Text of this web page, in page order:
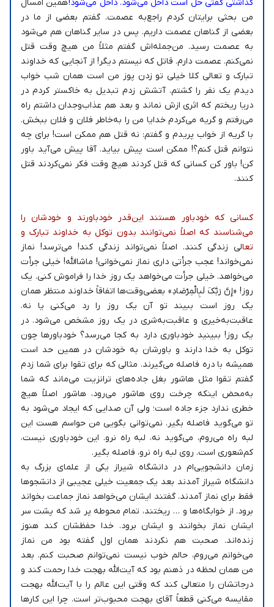
گذاشتی گفتی حل است داخل می‌شود. داخل می‌شود!همین امسال
من بحثی برایتان کردم راجع‌به عصمت. گفتم بعضی از ما در
بعضی از گناهان عصمت داریم. پس در سایر گناهان هم می‌شود
به عصمت رسید. من‌جمله‌اش گفتم مثلاً من هیچ وقت قتل
نمی‌کنم. عصمت دارم. قاتل که نیستم دیگر! از آنجایی که خداوند
تبارک و تعالی کلا خیلی تو زدن پوز من است همان شب خواب
دیدم یک نفر را کشتم. آتشش زدم تبدیل به خاکستر کردم در
دریا ریختم که اثری ازش نماند و بعد هم عذاب‌وجدان داشتم راه
می‌رفتم و گریه می‌کردم خدایا من را به‌خاطر فلان و فلان ببخش.
با گریه از خواب پریدم و گفتم: نه قتل هم ممکن است! برای چه
نتوانم قتل کنم؟! ممکن است پیش بیاید. آقا پیش می‌آید باور
کن! باور کن کسانی که قتل کردند هیچ وقت فکر نمی‌کردند قتل
کنند.
کسانی که خودباور هستند این‌قدر خودباورند و خودشان را
می‌شناسند که اصلاً نمی‌توانند بدون توکل به خداوند تبارک و
تعالی زندگی کنند. اصلاً نمی‌تواند زندگی کند! می‌ترسد! نماز
نمی‌خواند! عجب جرأتی داری نماز نمی‌خوانی! ماشاالله! خیلی جرأت
می‌خواهد. خیلی جرأت می‌خواهد یک روز خدا را فراموش کنی. یک
روز! «إِنَّ رَبَّكَ لَبِالْمِرْصَادِ» بعضی‌وقت‌ها اتفاقاً خداوند منتظر همان
یک روز است ببیند تو آن یک روز را رد می‌کنی یا نه.
عاقبت‌به‌خیری و عاقبت‌به‌شری در یک روز مشخص می‌شود. در
یک روز! ببینید خودباوری دارد به کجا می‌رسد؟ خودباورها چون
توکل به خدا دارند و باورشان به خودشان در همین حد است
همیشه با دره فاصله می‌گیرند. مثالی که برای تقوا برای شما زدم
گفتم تقوا مثل هاشور بغل جاده‌های ترانزیت می‌ماند که شما
به‌محض اینکه چرخت روی هاشور می‌رود، هاشور اصلاً هیچ
خطری ندارد جزء جاده است؛ ولی آن صدایی که ایجاد می‌شود به
تو می‌گوید فاصله بگیر. نمی‌توانی بگویی من حواسم هست این
لبه راه می‌روم، می‌گوید نه، لبه راه نرو. این خودباوری نیست،
کم‌شعوری است. روی لبه راه نرو، فاصله بگیر.
زمان دانشجویی‌ام در دانشگاه شیراز یکی از علمای بزرگ به
دانشگاه شیراز آمدند بعد یک جمعیت خیلی عجیبی از دانشجوها
فقط برای نماز آمدند. گفتند ایشان می‌خواهد نماز جماعت بخواند
برود. از خوابگاه‌ها و … ریختند، تمام محوطه پر شد که پشت سر
ایشان نماز بخوانند و ایشان برود. خدا حفظشان کند هنوز
زنده‌اند. صحبت هم نکردند همان اول گفته بود من نماز
می‌خوانم می‌روم، حالم خوب نیست نمی‌توانم صحبت کنم. بعد
من همان لحظه در ذهنم بود که آیت‌الله بهجت خدا رحمت کند و
درجاتشان را متعالی کند که وقتی این عالم را با آیت‌الله بهجت
مقایسه می‌کنی قطعاً آقای بهجت محبوب‌تر است. چرا این کارها